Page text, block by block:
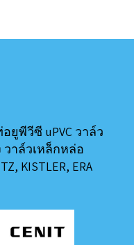
พีวีซี uPVC วาล์ว
วาล์วเหล็กหล่อ
KISTLER, ERA